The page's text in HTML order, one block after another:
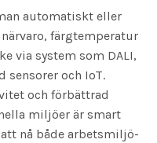
automatiskt eller
färgtemperatur
via system som DALI,
sensorer och IoT.
och förbättrad
miljöer är smart
nå både arbetsmiljö-